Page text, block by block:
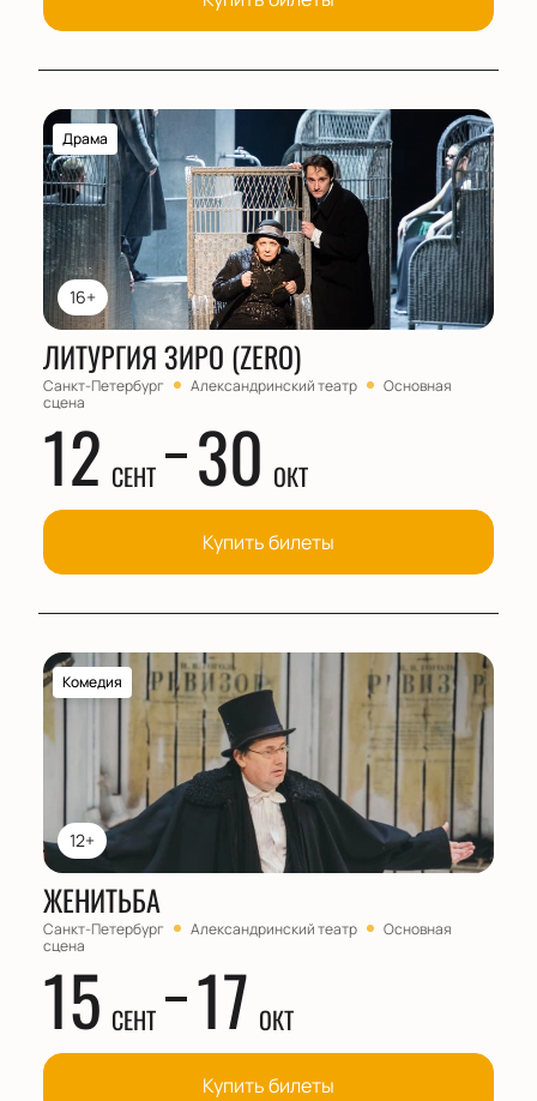
16+
Драма
ЛИТУРГИЯ ЗИРО (ZERO)
Санкт-Петербург Александринский театр
Основная
сцена
12 СЕНТ 30 ОКТ
Купить билеты
12+
Комедия
ЖЕНИТЬБА
Санкт-Петербург Александринский театр
Основная
сцена
15 СЕНТ 17 ОКТ
Купить билеты